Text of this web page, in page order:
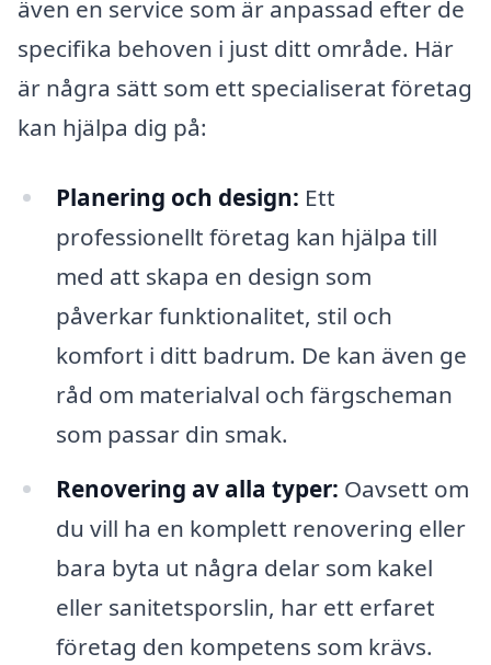
även en service som är anpassad efter de
specifika behoven i just ditt område. Här
är några sätt som ett specialiserat företag
kan hjälpa dig på:
Planering och design: Ett
professionellt företag kan hjälpa till
med att skapa en design som
påverkar funktionalitet, stil och
komfort i ditt badrum. De kan även ge
råd om materialval och färgscheman
som passar din smak.
Renovering av alla typer: Oavsett om
du vill ha en komplett renovering eller
bara byta ut några delar som kakel
eller sanitetsporslin, har ett erfaret
företag den kompetens som krävs.